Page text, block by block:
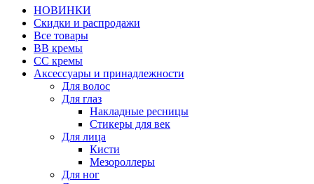
НОВИНКИ
Скидки и распродажи
Все товары
BB кремы
CC кремы
Аксессуары и принадлежности
Для волос
Для глаз
Накладные ресницы
Стикеры для век
Для лица
Кисти
Мезороллеры
Для ног